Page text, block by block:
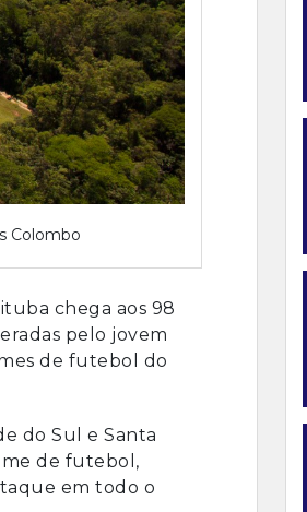
Colombo
chega aos 98
pelo jovem
de futebol do
do Sul e Santa
de futebol,
em todo o